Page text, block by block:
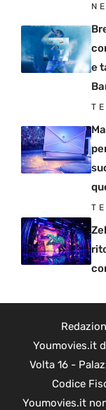
e
Youmovies.it
Volta 16 -
Codice
Youmovies.it